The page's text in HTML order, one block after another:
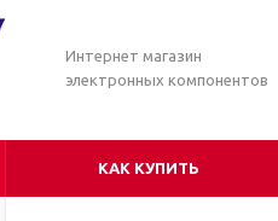
Интернет магазин
электронных компонентов
КАК КУПИТЬ